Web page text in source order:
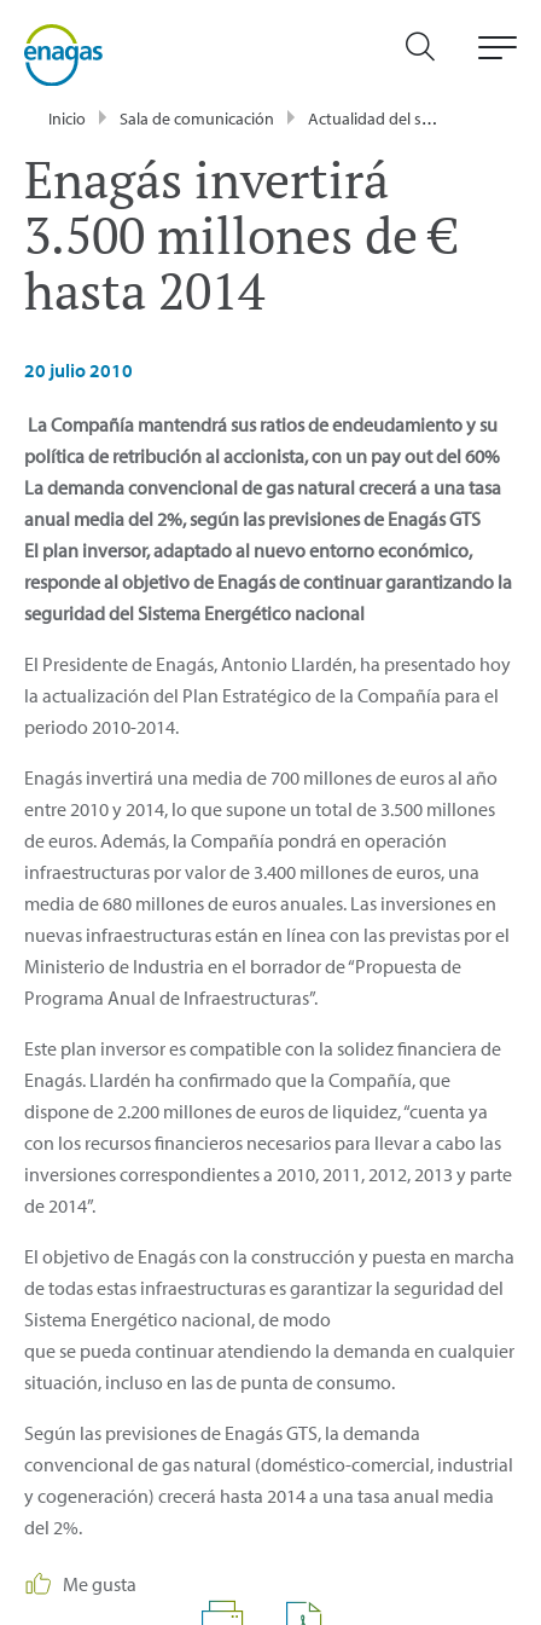
Inicio Sala de comunicación Actualidad del sector energético - Enagás
Enagás invertirá
3.500 millones de €
hasta 2014
20 julio 2010
La Compañía mantendrá sus ratios de endeudamiento y su
política de retribución al accionista, con un pay out del 60%
La demanda convencional de gas natural crecerá a una tasa
anual media del 2%, según las previsiones de Enagás GTS
El plan inversor, adaptado al nuevo entorno económico,
responde al objetivo de Enagás de continuar garantizando la
seguridad del Sistema Energético nacional
El Presidente de Enagás, Antonio Llardén, ha presentado hoy
la actualización del Plan Estratégico de la Compañía para el
periodo 2010-2014.
Enagás invertirá una media de 700 millones de euros al año
entre 2010 y 2014, lo que supone un total de 3.500 millones
de euros. Además, la Compañía pondrá en operación
infraestructuras por valor de 3.400 millones de euros, una
media de 680 millones de euros anuales. Las inversiones en
nuevas infraestructuras están en línea con las previstas por el
Ministerio de Industria en el borrador de “Propuesta de
Programa Anual de Infraestructuras”.
Este plan inversor es compatible con la solidez financiera de
Enagás. Llardén ha confirmado que la Compañía, que
dispone de 2.200 millones de euros de liquidez, “cuenta ya
con los recursos financieros necesarios para llevar a cabo las
inversiones correspondientes a 2010, 2011, 2012, 2013 y parte
de 2014”.
El objetivo de Enagás con la construcción y puesta en marcha
de todas estas infraestructuras es garantizar la seguridad del
Sistema Energético nacional, de modo
que se pueda continuar atendiendo la demanda en cualquier
situación, incluso en las de punta de consumo.
Según las previsiones de Enagás GTS, la demanda
convencional de gas natural (doméstico-comercial, industrial
y cogeneración) crecerá hasta 2014 a una tasa anual media
del 2%.
Me gusta